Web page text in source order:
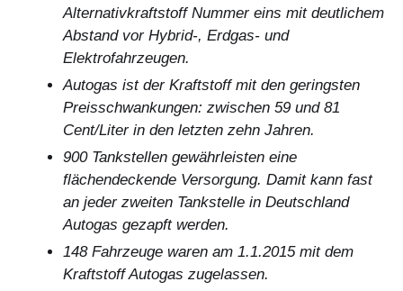
Alternativkraftstoff Nummer eins mit deutlichem
Abstand vor Hybrid-, Erdgas- und
Elektrofahrzeugen.
Autogas ist der Kraftstoff mit den geringsten
Preisschwankungen: zwischen 59 und 81
Cent/Liter in den letzten zehn Jahren.
900 Tankstellen gewährleisten eine
flächendeckende Versorgung. Damit kann fast
an jeder zweiten Tankstelle in Deutschland
Autogas gezapft werden.
148 Fahrzeuge waren am 1.1.2015 mit dem
Kraftstoff Autogas zugelassen.